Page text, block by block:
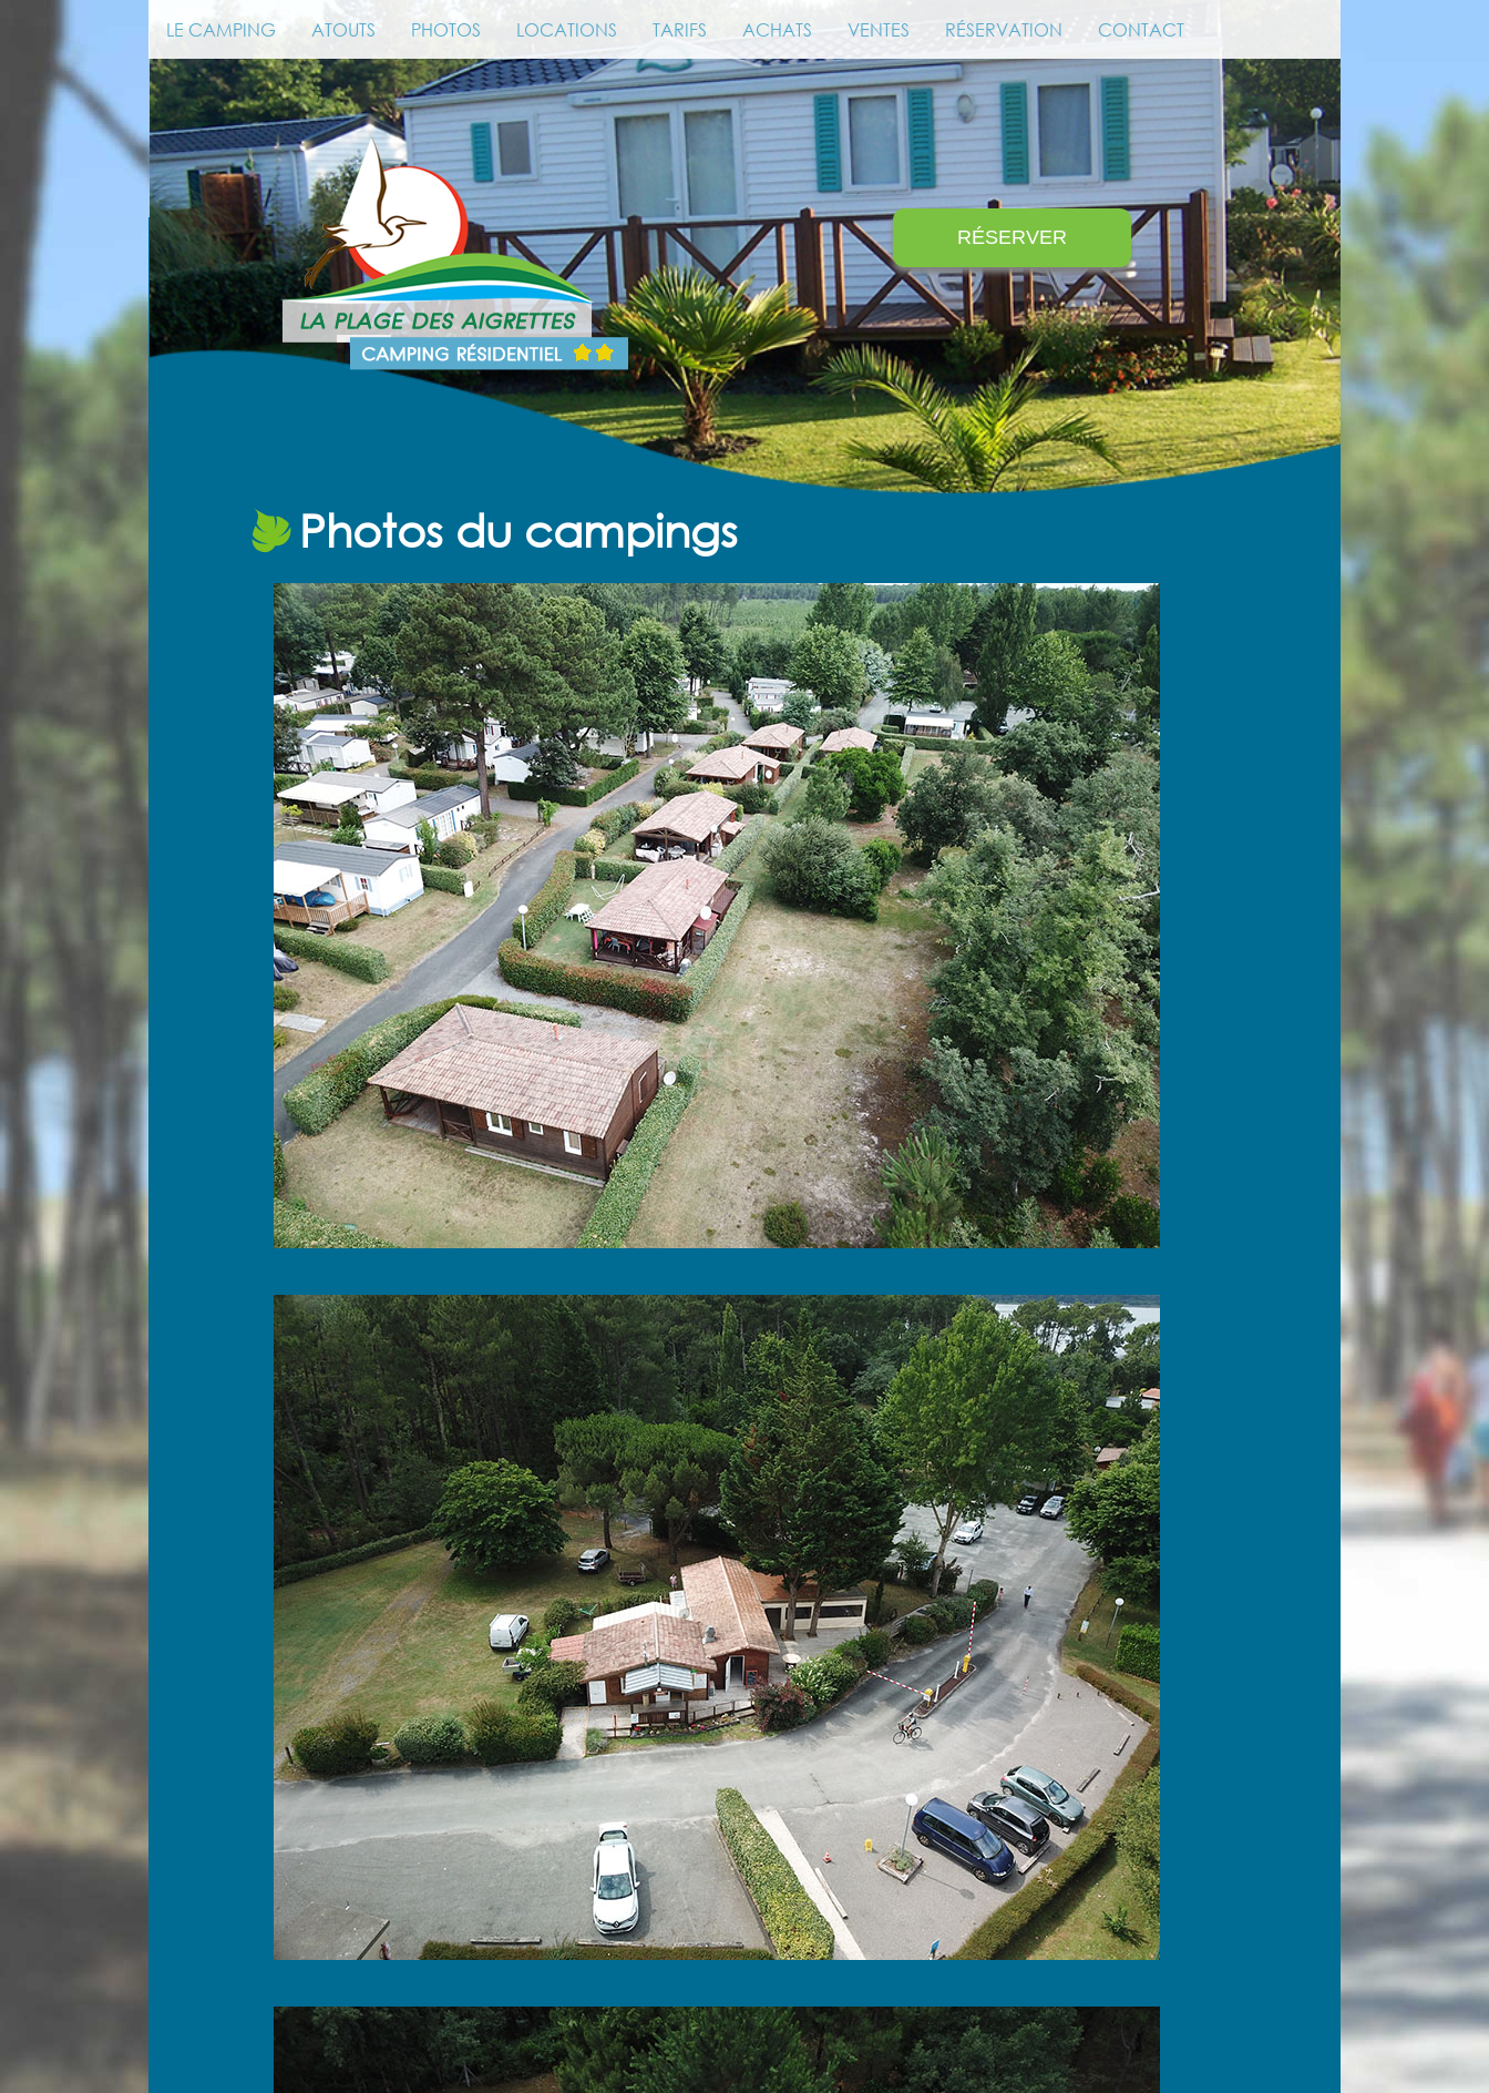
LE CAMPING ATOUTS PHOTOS LOCATIONS TARIFS ACHATS VENTES RÉSERVATION CONTACT
RÉSERVER
Photos du campings